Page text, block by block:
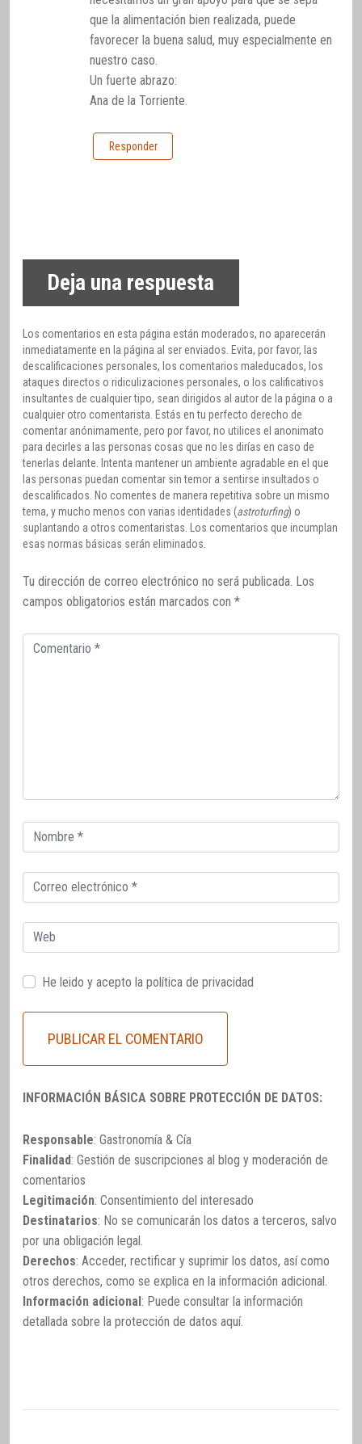
que la alimentación bien realizada, puede
favorecer la buena salud, muy especialmente en
nuestro caso.
Un fuerte abrazo:
Ana de la Torriente.
Responder
Deja una respuesta
Los comentarios en esta página están moderados, no aparecerán
inmediatamente en la página al ser enviados. Evita, por favor, las
descalificaciones personales, los comentarios maleducados, los
ataques directos o ridiculizaciones personales, o los calificativos
insultantes de cualquier tipo, sean dirigidos al autor de la página o a
cualquier otro comentarista. Estás en tu perfecto derecho de
comentar anónimamente, pero por favor, no utilices el anonimato
para decirles a las personas cosas que no les dirías en caso de
tenerlas delante. Intenta mantener un ambiente agradable en el que
las personas puedan comentar sin temor a sentirse insultados o
descalificados. No comentes de manera repetitiva sobre un mismo
tema, y mucho menos con varias identidades (astroturfing) o
suplantando a otros comentaristas. Los comentarios que incumplan
esas normas básicas serán eliminados.
Tu dirección de correo electrónico no será publicada. Los
campos obligatorios están marcados con *
Comentario
Correo
electrónico
Correo
electrónico
Web
He leido y acepto la política de privacidad
INFORMACIÓN BÁSICA SOBRE PROTECCIÓN DE DATOS:
Responsable: Gastronomía & Cía
Finalidad: Gestión de suscripciones al blog y moderación de
comentarios
Legitimación: Consentimiento del interesado
Destinatarios: No se comunicarán los datos a terceros, salvo
por una obligación legal.
Derechos: Acceder, rectificar y suprimir los datos, así como
otros derechos, como se explica en la información adicional.
Información adicional : Puede consultar la información
detallada sobre la protección de datos aquí.